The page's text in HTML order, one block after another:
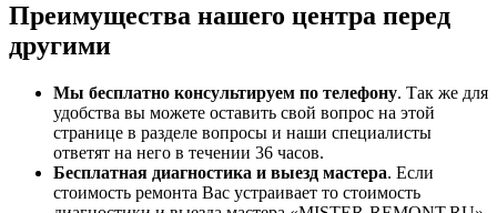
Преимущества нашего центра перед
другими
Мы бесплатно консультируем по телефону. Так же для
удобства вы можете оставить свой вопрос на этой
странице в разделе вопросы и наши специалисты
ответят на него в течении 36 часов.
Бесплатная диагностика и выезд мастера. Если
стоимость ремонта Вас устраивает то стоимость